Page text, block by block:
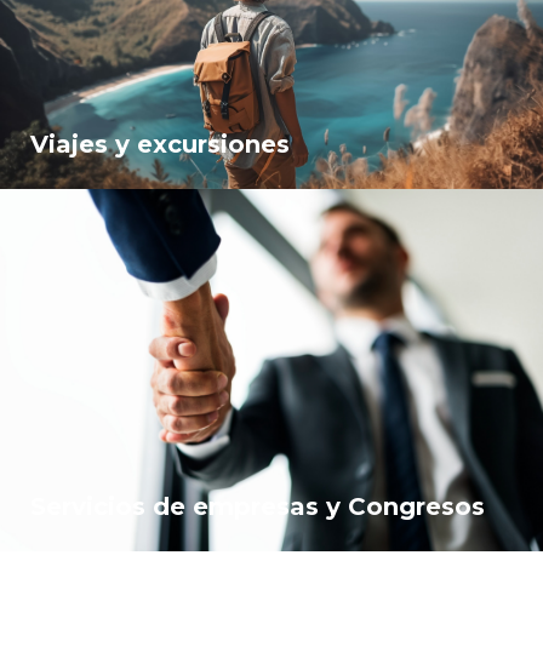
Viajes y excursiones
Servicios de empresas y Congresos